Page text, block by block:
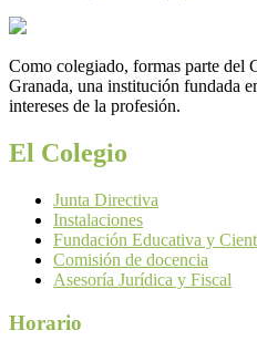
Como colegiado, formas parte del
Granada, una institución fundada
intereses de la profesión.
El Colegio
Junta Directiva
Instalaciones
Fundación Educativa y
Comisión de docencia
Asesoría Jurídica y Fiscal
Horario